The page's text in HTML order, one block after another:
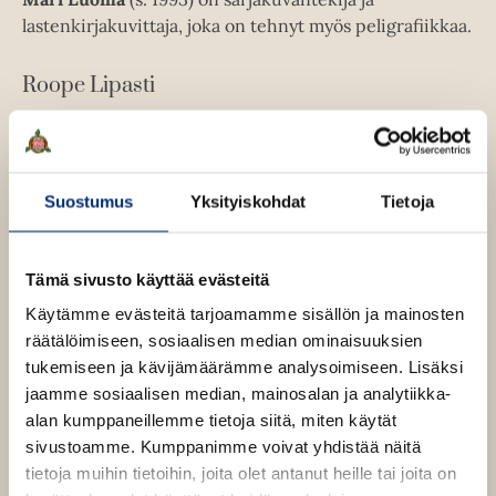
Suostumus Yksityiskohdat Tietoja
Tämä sivusto käyttää evästeitä
Käytämme evästeitä tarjoamamme sisällön ja mainosten
räätälöimiseen, sosiaalisen median ominaisuuksien
tukemiseen ja kävijämäärämme analysoimiseen. Lisäksi
jaamme sosiaalisen median, mainosalan ja analytiikka-
alan kumppaneillemme tietoja siitä, miten käytät
sivustoamme. Kumppanimme voivat yhdistää näitä
tietoja muihin tietoihin, joita olet antanut heille tai joita on
l
l
t
e
n
v
ä
i
e
t
e
n
n
ä
l
e
n
lastenkirjakuvittaja, joka on tehnyt myös peligrafiikkaa.
Roope Lipasti
Lue lisää tekijästä
R
o
L
a
s
t
i
Mari Luoma
Lue lisää tekijästä
r
L
u
o
m
a
O
h
i
t
O
h
i
t